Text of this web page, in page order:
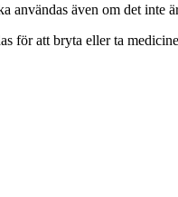
användas även om det
för att bryta eller ta